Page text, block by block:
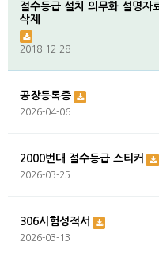
절수등급 설치 의무화 설명자
삭제
2018-12-28
공장등록증
2026-04-06
2000번대 절수등급 스티커
2026-03-25
306시험성적서
2026-03-13